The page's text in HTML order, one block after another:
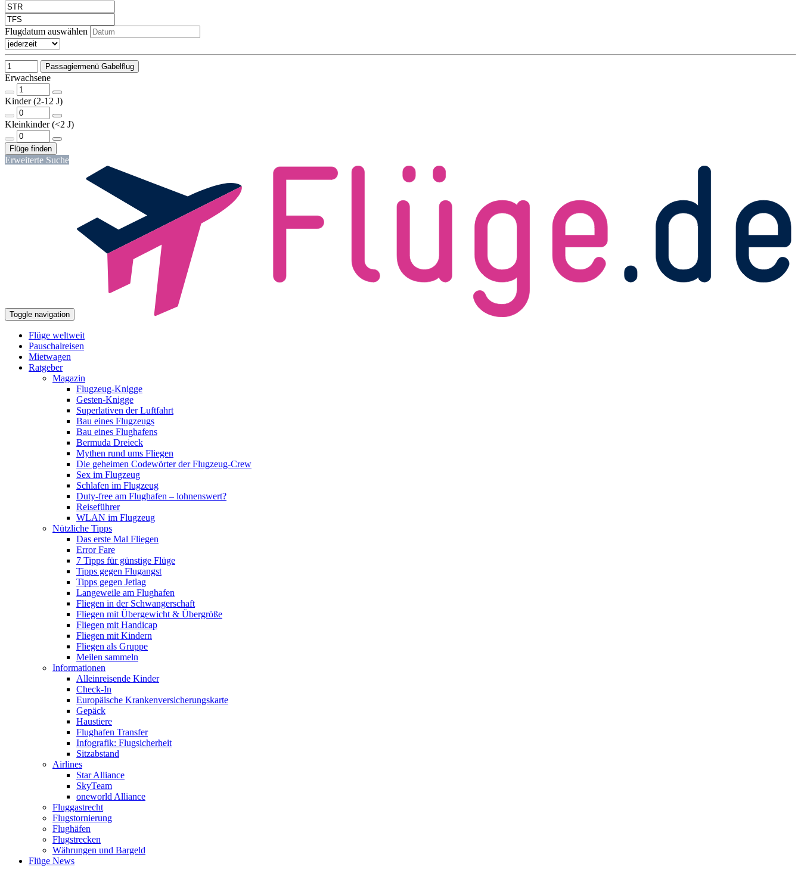
Flugdatum auswählen
Passagiermenü Gabelflug
Erwachsene
Kinder (2-12 J)
Kleinkinder (<2 J)
Erweiterte Suche
Toggle navigation
Flüge weltweit
Pauschalreisen
Mietwagen
Ratgeber
Magazin
Flugzeug-Knigge
Gesten-Knigge
Superlativen der Luftfahrt
Bau eines Flugzeugs
Bau eines Flughafens
Bermuda Dreieck
Mythen rund ums Fliegen
Die geheimen Codewörter der Flugzeug-Crew
Sex im Flugzeug
Schlafen im Flugzeug
Duty-free am Flughafen – lohnenswert?
Reiseführer
WLAN im Flugzeug
Nützliche Tipps
Das erste Mal Fliegen
Error Fare
7 Tipps für günstige Flüge
Tipps gegen Flugangst
Tipps gegen Jetlag
Langeweile am Flughafen
Fliegen in der Schwangerschaft
Fliegen mit Übergewicht & Übergröße
Fliegen mit Handicap
Fliegen mit Kindern
Fliegen als Gruppe
Meilen sammeln
Informationen
Alleinreisende Kinder
Check-In
Europäische Krankenversicherungskarte
Gepäck
Haustiere
Flughafen Transfer
Infografik: Flugsicherheit
Sitzabstand
Airlines
Star Alliance
SkyTeam
oneworld Alliance
Fluggastrecht
Flugstornierung
Flughäfen
Flugstrecken
Währungen und Bargeld
Flüge News